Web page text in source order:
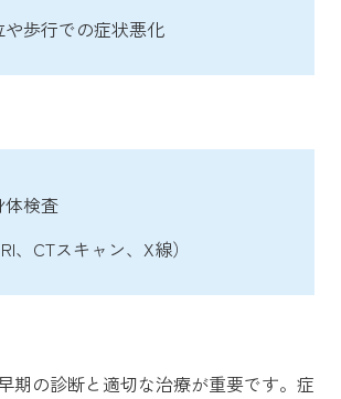
歩行での症状悪化
体検査
、CTスキャン、X線）
期の診断と適切な治療が重要です。症